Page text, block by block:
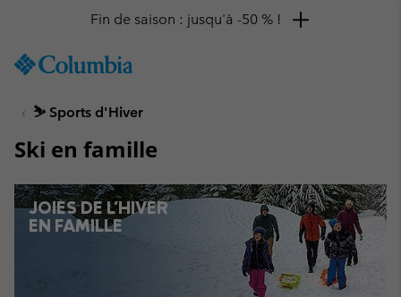
TO
SKIP
MAIN
SKIP
TO
SEARCH
Remise de 10 % à saisir
⛷ Sports d'Hiver
Ski en famille
JOIES DE L'HIVER
EN FAMILLE